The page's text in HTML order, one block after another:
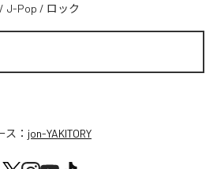
/ J-Pop / ロック
： jon-YAKITORY